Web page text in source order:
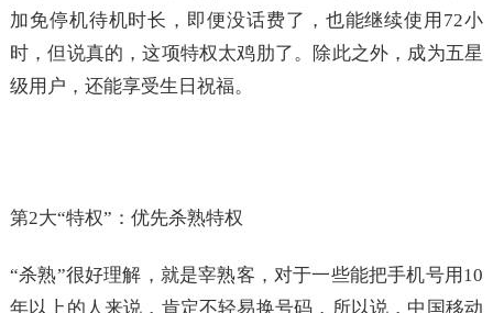
加免停机待机时长，即便没话费了，也能继续使用72小
时，但说真的，这项特权太鸡肋了。除此之外，成为五星
级用户，还能享受生日祝福。
第2大“特权”：优先杀熟特权
“杀熟”很好理解，就是宰熟客，对于一些能把手机号用10
年以上的人来说，肯定不轻易换号码，所以说，中国移动